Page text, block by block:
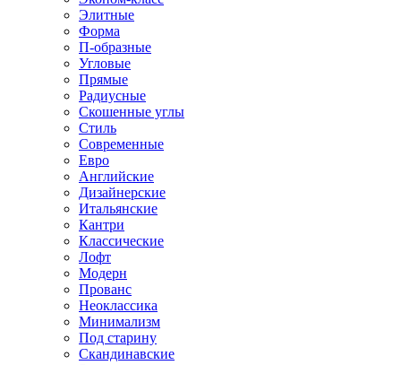
Элитные
Форма
П-образные
Угловые
Прямые
Радиусные
Скошенные углы
Стиль
Современные
Евро
Английские
Дизайнерские
Итальянские
Кантри
Классические
Лофт
Модерн
Прованс
Неоклассика
Минимализм
Под старину
Скандинавские